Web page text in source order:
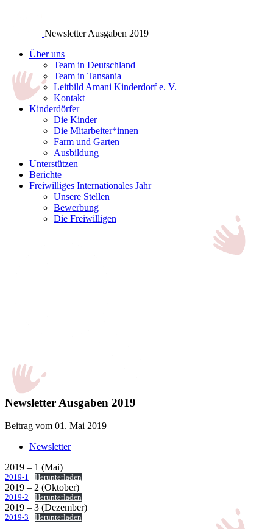
Newsletter Ausgaben 2019
Über uns
Team in Deutschland
Team in Tansania
Leitbild Amani Kinderdorf e. V.
Kontakt
Kinderdörfer
Die Kinder
Die Mitarbeiter*innen
Farm und Garten
Ausbildung
Unterstützen
Berichte
Freiwilliges Internationales Jahr
Unsere Stellen
Bewerbung
Die Freiwilligen
Newsletter Ausgaben 2019
Beitrag vom 01. Mai 2019
Newsletter
2019 – 1 (Mai)
2019-1 Herunterladen
2019 – 2 (Oktober)
2019-2 Herunterladen
2019 – 3 (Dezember)
2019-3 Herunterladen